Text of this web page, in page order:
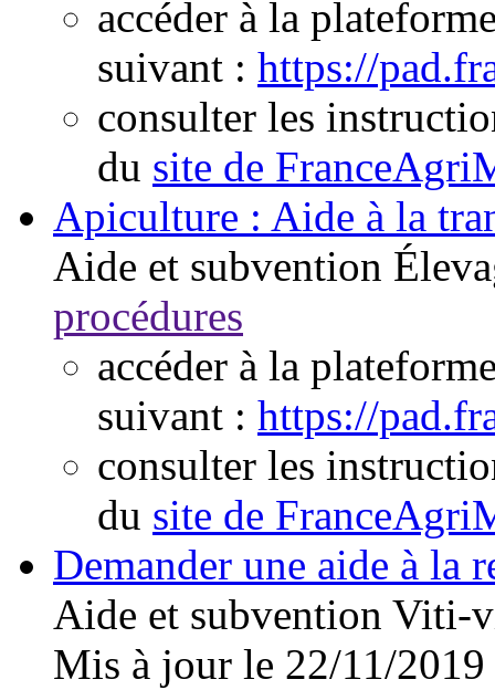
accéder à la
suivant : https://
consulter les
du site de
Apiculture : Aide à la
Aide et subvention
procédures
accéder à la
suivant : https://
consulter les
du site de
Demander une aide à la
Aide et subvention Viti-
Mis à jour le 22/11/2019